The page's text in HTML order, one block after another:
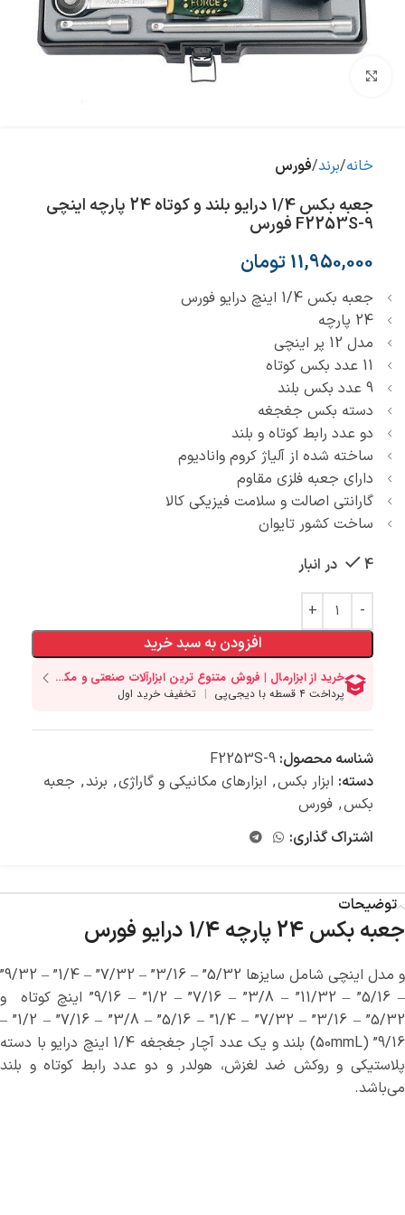
خانه برند فورس
جعبه بکس 1/4 درایو بلند و کوتاه 24 پارچه اینچی
F2253S-9 فورس
11,950,000تومان
جعبه بکس 1/4 اینچ درایو فورس
24 پارچه
مدل 12 پر اینچی
11 عدد بکس کوتاه
9 عدد بکس بلند
دسته بکس جغجغه
دو عدد رابط کوتاه و بلند
ساخته شده از آلیاژ کروم وانادیوم
دارای جعبه فلزی مقاوم
گارانتی اصالت و سلامت فیزیکی کالا
ساخت کشور تایوان
4 در انبار
افزودن به سبد خرید
شناسه محصول: F2253S-9
دسته: ابزار بکس, ابزارهای مکانیکی و گاراژی, برند, جعبه
بکس, فورس
اشتراک گذاری:
توضیحات
جعبه بکس 24 پارچه 1/4 درایو فورس
و مدل اینچی شامل سایزها 5/32” – 3/16” – 7/32” – 1/4” – 9/32”
– 5/16” – 11/32” – 3/8” – 7/16” – 1/2” – 9/16” اینچ کوتاه و
5/32” – 3/16” – 7/32” – 1/4” – 5/16” – 3/8” – 7/16” – 1/2” –
9/16” (50mmL) بلند و یک عدد آچار جغجغه 1/4 اینچ درایو با دسته
پلاستیکی و روکش ضد لغزش، هولدر و دو عدد رابط کوتاه و بلند
می‌باشد.